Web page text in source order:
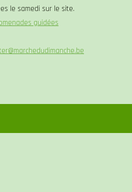
le samedi sur le site.
guidées